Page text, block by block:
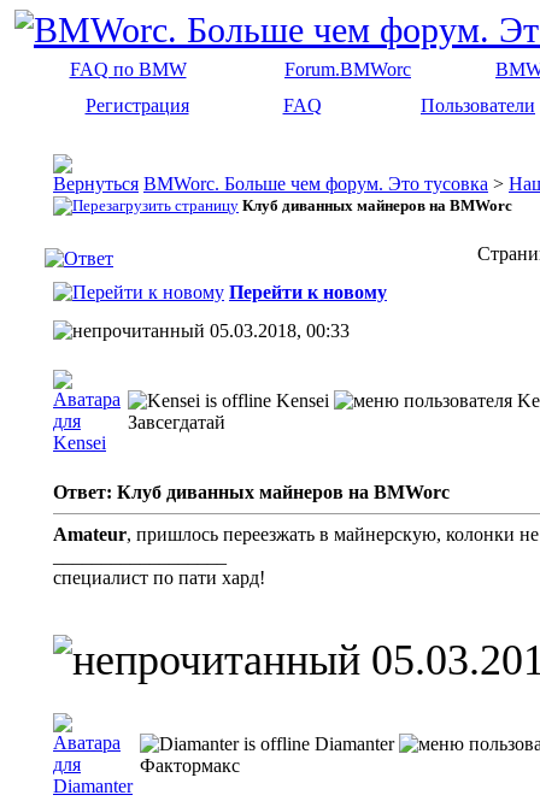
FAQ по BMW Forum.BMWorc
Регистрация
FAQ Пользователи
BMWorc. Больше чем форум. Это тусовка >
Клуб диванных майнеров на BMWorc
Перейти к новому
05.03.2018, 00:33
Kensei
Завсегдатай
Ответ: Клуб диванных майнеров на BMWorc
Amateur, пришлось переезжать в майнерскую, колонки
специалист по пати хард!
Diamanter
Фактормакс